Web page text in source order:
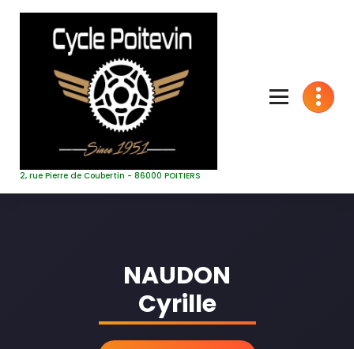
2, rue Pierre de Coubertin - 86000 POITIERS
NAUDON
Cyrille